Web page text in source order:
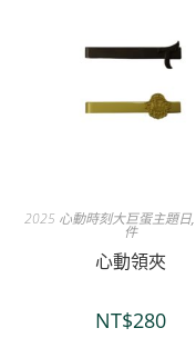
2025 心動時刻大巨蛋主題日,
件
心動領夾
NT$280